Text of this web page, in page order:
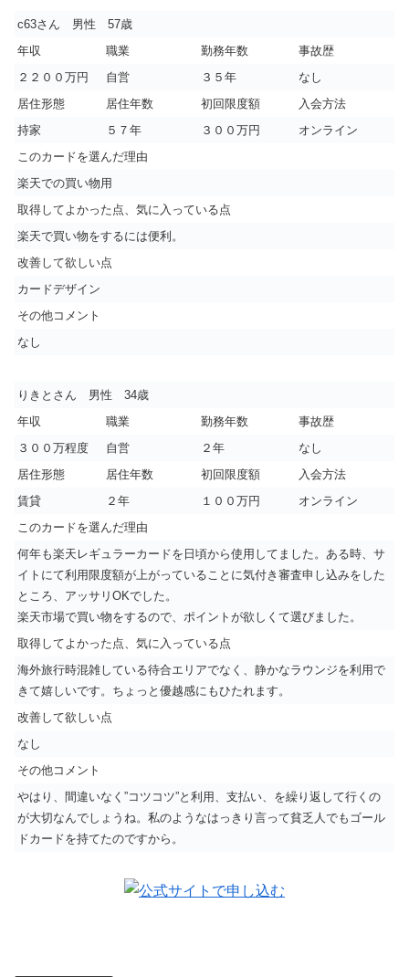
c63さん 男性 57歳
年収
職業 勤務年数
事故歴
２２００万円
自営 ３５年
なし
居住形態
居住年数 初回限度額
入会方法
持家
５７年 ３００万円
オンライン
このカードを選んだ理由
楽天での買い物用
取得してよかった点、気に入っている点
楽天で買い物をするには便利。
改善して欲しい点
カードデザイン
その他コメント
なし
りきとさん 男性 34歳
年収
職業 勤務年数
事故歴
３００万程度
自営 ２年
なし
居住形態
居住年数 初回限度額
入会方法
賃貸
２年 １００万円
オンライン
このカードを選んだ理由
何年も楽天レギュラーカードを日頃から使用してました。ある時、サ
イトにて利用限度額が上がっていることに気付き審査申し込みをした
ところ、アッサリOKでした。
楽天市場で買い物をするので、ポイントが欲しくて選びました。
取得してよかった点、気に入っている点
海外旅行時混雑している待合エリアでなく、静かなラウンジを利用で
きて嬉しいです。ちょっと優越感にもひたれます。
改善して欲しい点
なし
その他コメント
やはり、間違いなく”コツコツ”と利用、支払い、を繰り返して行くの
が大切なんでしょうね。私のようなはっきり言って貧乏人でもゴール
ドカードを持てたのですから。